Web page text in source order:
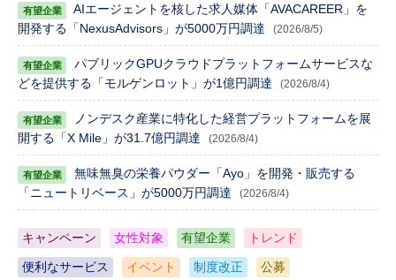
AIエージェントを核した求人媒体「AVACAREER」を
開発する「NexusAdvisors」が5000万円調達
(2026/8/5)
パブリックGPUクラウドプラットフォームサービスな
どを提供する「モルゲンロット」が1億円調達
(2026/8/4)
ノンデスク産業に特化した経営プラットフォームを展
開する「X Mile」が31.7億円調達
(2026/8/4)
無味無臭の栄養パウダー「Ayo」を開発・販売する
「ニュートリベース」が5000万円調達
(2026/8/4)
キャンペーン 女性対象 有望企業 トレンド
便利なサービス イベント 制度改正 公募